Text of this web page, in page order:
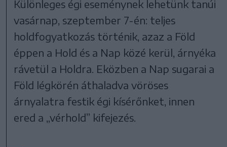
Különleges égi eseménynek lehetünk tanúi
vasárnap, szeptember 7-én: teljes
holdfogyatkozás történik, azaz a Föld
éppen a Hold és a Nap közé kerül, árnyéka
rávetül a Holdra. Eközben a Nap sugarai a
Föld légkörén áthaladva vöröses
árnyalatra festik égi kísérőnket, innen
ered a „vérhold” kifejezés.